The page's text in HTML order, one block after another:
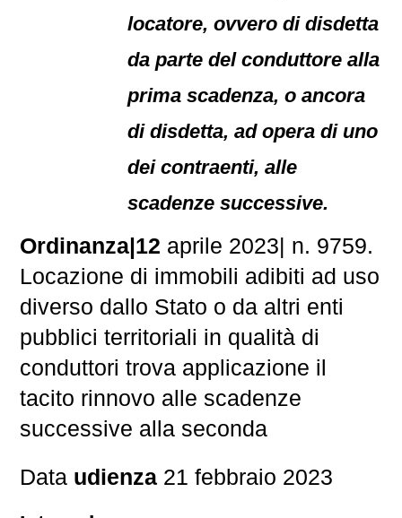
locatore, ovvero di disdetta
da parte del conduttore alla
prima scadenza, o ancora
di disdetta, ad opera di uno
dei contraenti, alle
scadenze successive.
Ordinanza|12 aprile 2023| n. 9759.
Locazione di immobili adibiti ad uso
diverso dallo Stato o da altri enti
pubblici territoriali in qualità di
conduttori trova applicazione il
tacito rinnovo alle scadenze
successive alla seconda
Data udienza 21 febbraio 2023